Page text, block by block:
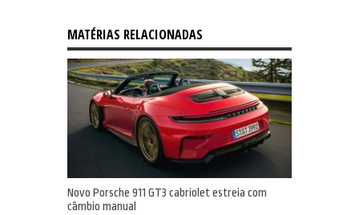
MATÉRIAS RELACIONADAS
Novo Porsche 911 GT3 cabriolet estreia com
câmbio manual